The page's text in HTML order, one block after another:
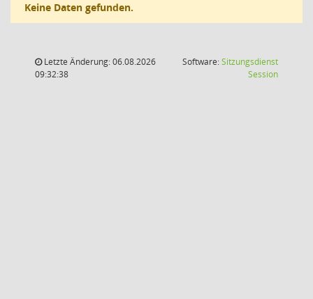
Keine Daten gefunden.
Letzte Änderung: 06.08.2026
09:32:38
Software:Sitzungsdienst
Session(Wird in